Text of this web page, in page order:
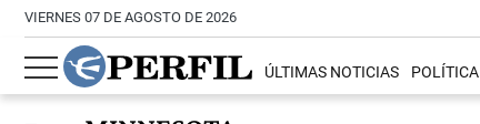
VIERNES 07 DE AGOSTO DE 2026
ÚLTIMAS NOTICIAS POLÍTICA